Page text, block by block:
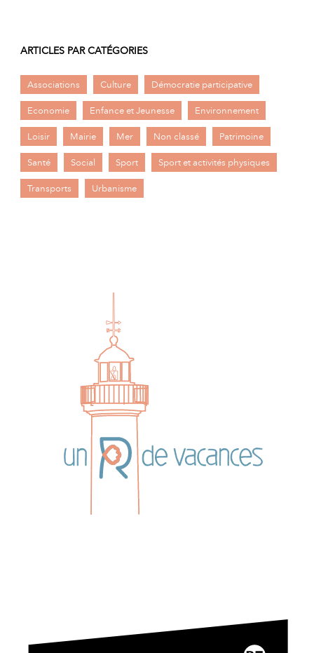
ARTICLES PAR CATÉGORIES
Associations Culture Démocratie participative
Economie Enfance et Jeunesse Environnement
Loisir Mairie Mer Non classé Patrimoine
Santé Social Sport Sport et activités physiques
Transports Urbanisme